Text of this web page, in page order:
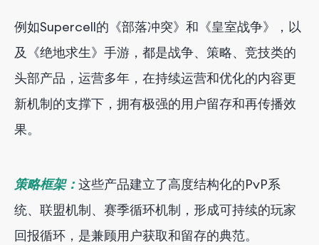
例如Supercell的《部落冲突》和《皇室战争》，以
及《绝地求生》手游，都是战争、策略、竞技类的
头部产品，运营多年，在持续运营和优化的内容更
新机制的支撑下，拥有极强的用户留存和再传播效
果。
策略框架： 这些产品建立了高度结构化的PvP系
统、联盟机制、赛季循环机制，形成可持续的玩家
回报循环，是兼顾用户获取和留存的典范。